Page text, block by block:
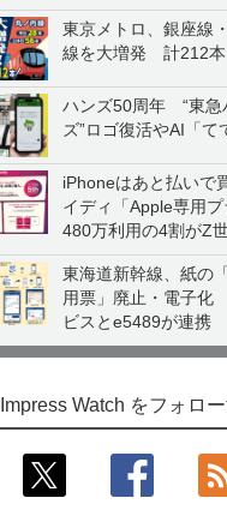
東京メトロ、銀座線
線を大増発 計212本
ハンズ50周年 “東急
ズ”ロゴ復活やAI「て
iPhoneはあと払い
イディ「Apple専用プ
480万利用の4割がZ
東海道新幹線、紙の
用票」廃止・電子化
ビスとe5489が連携
Impress Watch をフォロ